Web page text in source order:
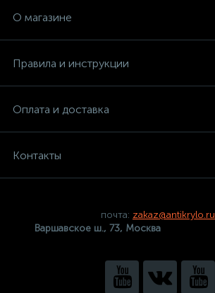
О магазине
Правила и инструкции
Оплата и доставка
Контакты
почта: zakaz@antikrylo.ru
Варшавское ш., 73, Москва